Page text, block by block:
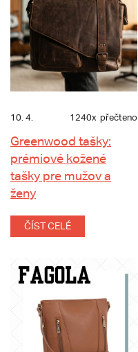
10. 4. 1240x přečteno
Greenwood tašky:
prémiové kožené
tašky pre mužov a
ženy
ČÍST CELÉ